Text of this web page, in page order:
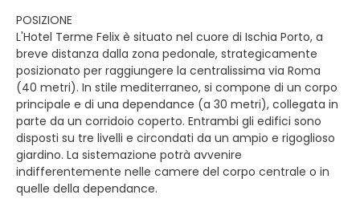
POSIZIONE
L'Hotel Terme Felix è situato nel cuore di Ischia Porto, a
breve distanza dalla zona pedonale, strategicamente
posizionato per raggiungere la centralissima via Roma
(40 metri). In stile mediterraneo, si compone di un corpo
principale e di una dependance (a 30 metri), collegata in
parte da un corridoio coperto. Entrambi gli edifici sono
disposti su tre livelli e circondati da un ampio e rigoglioso
giardino. La sistemazione potrà avvenire
indifferentemente nelle camere del corpo centrale o in
quelle della dependance.